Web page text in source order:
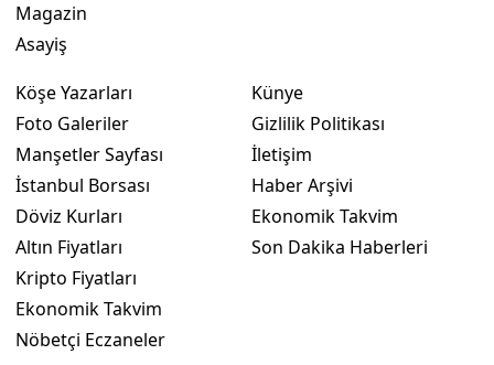
Kırıkkale
Batman
Şırnak
Magazin
Asayiş
Köşe Yazarları
Foto Galeriler
Manşetler Sayfası
İstanbul Borsası
Döviz Kurları
Altın Fiyatları
Kripto Fiyatları
Ekonomik Takvim
Nöbetçi Eczaneler
Künye
Gizlilik Politikası
İletişim
Haber Arşivi
Ekonomik Takvim
Son Dakika Haberleri